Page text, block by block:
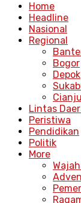
Home
Headline
Nasional
Regional
Bogor
Depok
Lintas
Peristiwa
Pendidikan
Politik
More